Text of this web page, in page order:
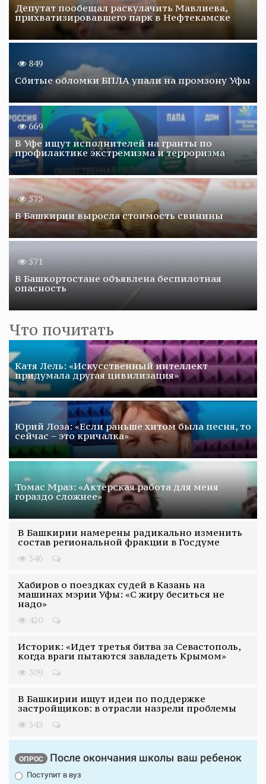
Депутат пообещал раскулачить Мавлиева,
прихватизировавшего парк в Нефтекамске
849
Сбитые обломки БПЛА упали на промзону Уфы
669
В Уфе ищут исполнителей на гранты по
профилактике экстремизма и терроризма
575
В Башкирии выросла стоимость свинины
571
В Башкортостане объявлена беспилотная
опасность
Что почитать
Катя Лель: «Искусственный интеллект
придумала другая цивилизация»
Юрий Лоза: «Если раньше хитом была песня, то
сейчас – это кричалка»
Томас Мраз: «Актерская работа для меня
гораздо сложнее»
В Башкирии намерены радикально изменить
состав региональной фракции в Госдуме
346
Хабиров о поездках судей в Казань на
машинах мэрии Уфы: «С жиру беситься не
надо»
420
Историк: «Идет третья битва за Севастополь,
когда враги пытаются завладеть Крымом»
309
В Башкирии ищут идеи по поддержке
застройщиков: в отрасли назрели проблемы
343
ОПРОС После окончания школы ваш ребенок
Поступит в вуз